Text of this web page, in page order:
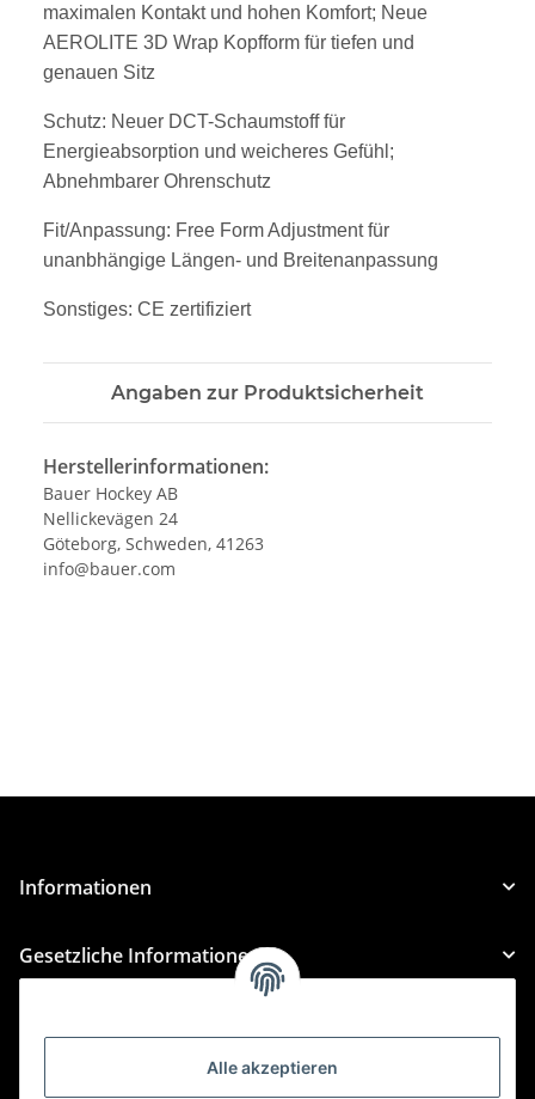
Alle akzeptieren
maximalen Kontakt und hohen Komfort; Neue
AEROLITE 3D Wrap Kopfform für tiefen und
genauen Sitz
Schutz: Neuer DCT-Schaumstoff für
Energieabsorption und weicheres Gefühl;
Abnehmbarer Ohrenschutz
Fit/Anpassung: Free Form Adjustment für
unanbhängige Längen- und Breitenanpassung
Sonstiges: CE zertifiziert
Angaben zur Produktsicherheit
Herstellerinformationen:
Bauer Hockey AB
Nellickevägen 24
Göteborg, Schweden, 41263
info@bauer.com
Informationen
Gesetzliche Informationen
Für Custom Anfragen und Custom Bestellungen auch